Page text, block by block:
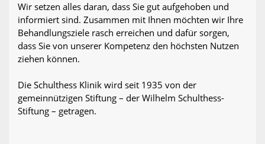
Wir setzen alles daran, dass Sie gut aufgehoben und
informiert sind. Zusammen mit Ihnen möchten wir Ihre
Behandlungsziele rasch erreichen und dafür sorgen,
dass Sie von unserer Kompetenz den höchsten Nutzen
ziehen können.
Die Schulthess Klinik wird seit 1935 von der
gemeinnützigen Stiftung – der Wilhelm Schulthess-
Stiftung – getragen.